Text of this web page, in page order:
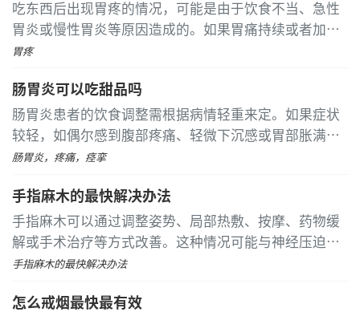
吃东西后出现胃疼的情况，可能是由于饮食不当、急性
胃炎或慢性胃炎等原因造成的。如果胃痛持续或者加
重，应该及时就医，以便明确病因并接受针对性治疗。
物，如冰淇淋或辣椒，可能会刺激胃黏膜，导致不适
胃疼
肠胃炎可以吃甜品吗
肠胃炎患者的饮食调整需根据病情轻重来定。如果症状
较轻，如偶尔感到腹部疼痛、轻微下沉感或胃部胀满，
这类情况下的饮食限制相对宽松，可以适量食用一些甜
过量摄入甜食可能加重病情
肠胃炎，疼痛，痉挛
手指麻木的最快解决办法
手指麻木可以通过调整姿势、局部热敷、按摩、药物缓
解或手术治疗等方式改善。这种情况可能与神经压迫、
糖尿病、颈椎病、腕管综合征、脑卒中等因素有关。 长
木。常见于伏案工作或睡眠中手臂受压
手指麻木的最快解决办法
怎么戒烟最快最有效